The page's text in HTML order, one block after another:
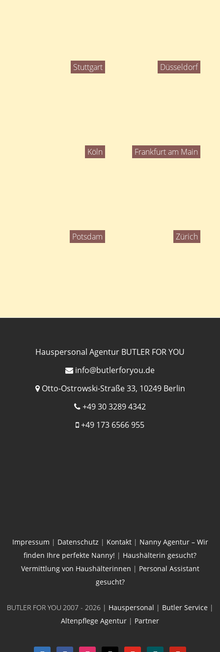
Stuttgart Düsseldorf
Köln Frankfurt am Main
Potsdam Zürich
Hauspersonal Agentur BUTLER FOR YOU
info@butlerforyou.de
Otto-Ostrowski-Straße 33, 10249 Berlin
+49 30 3289 4342
+49 173 6566 955
Impressum | Datenschutz | Kontakt| Nanny Agentur – Wir
finden Ihre perfekte Nanny! | Haushälterin gesucht?
Vermittlung von Haushälterinnen | Personal Assistant
gesucht?
BUTLER FOR YOU 2007 - 2026 | Hauspersonal | Butler Service |
Altenpflege Agentur | Partner